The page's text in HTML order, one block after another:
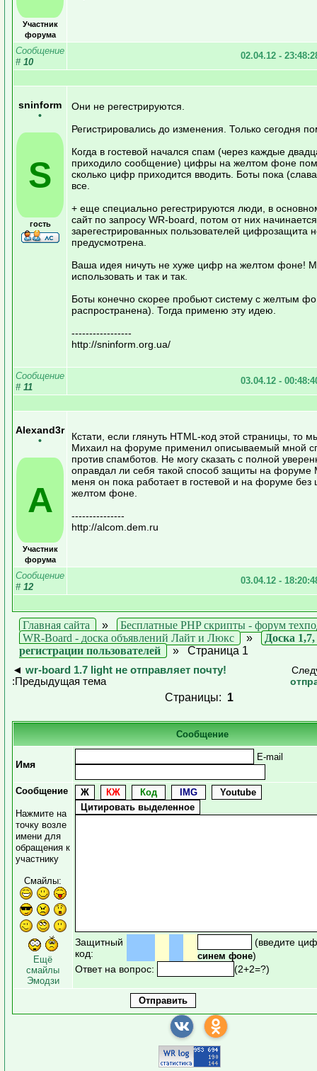
Участник
форума
Сообщение
# 10
02.04.12 -
sninform
•
S
гость
Они не регестрируются.
Регистрировались до изменения. Только сегодня
Когда в гостевой начался спам (через каждые
приходило сообщение) цифры на желтом фоне
сколько цифр приходится вводить. Боты пока
все.
+ еще специально регестрируются люди, в
сайт по запросу WR-board, потом от них
зарегестрированных пользователей цифрозащита
предусмотрена.
Ваша идея ничуть не хуже цифр на желтом фоне!
использовать и так и так.
Боты конечно скорее пробьют систему с желтым
распространена). Тогда применю эту идею.
-----------------
http://sninform.org.ua/
Сообщение
# 11
03.04.12 -
Alexand3r
•
A
Участник
форума
Кстати, если глянуть HTML-код этой страницы, то
Михаил на форуме применил описываемый мной
против спамботов. Не могу сказать с полной
оправдал ли себя такой способ защиты на форуме
меня он пока работает в гостевой и на форуме
желтом фоне.
---------------
http://alcom.dem.ru
Сообщение
# 12
03.04.12 -
Главная сайта »
Бесплатные PHP скрипты - форум
WR-Board - доска объявлений Лайт и Люкс
»
Доска
регистрации пользователей
» Страница 1
◄ wr-board 1.7 light не отправляет почту!
:Предыдущая тема
Страницы: 1
Сообщение
Имя
E-mail
Сообщение
Нажмите на
точку возле
имени для
обращения к
участнику
Смайлы:
Ещё
смайлы
Эмодзи
Защитный
код:
(введите
синем фоне)
Ответ на вопрос:
(2+2=?)